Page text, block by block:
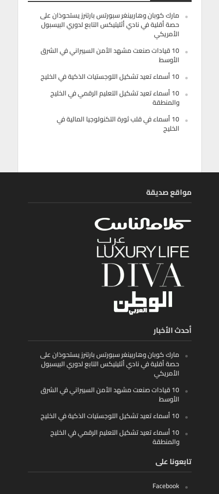
مارك كوبان وهاربينغر سبورتس بارتنرز يستحوذان على
حصة أقلية في نادي أثليتيكس التابع لدوري البيسبول
الأمريكي
10 قيادات صنعت مشهد الأمن السيبراني في الشرق
الأوسط
10 أسماء تعيد تشكيل اللوجستيات الذكية في الخليج
10 أسماء تعيد تشكيل التعليم الرقمي في الخليج
والمنطقة
10 أسماء في قلب ثورة التكنولوجيا المالية في
الخليج
مواقع صديقة
أحدث الأخبار
مارك كوبان وهاربينغر سبورتس بارتنرز يستحوذان على
حصة أقلية في نادي أثليتيكس التابع لدوري البيسبول
الأمريكي
10 قيادات صنعت مشهد الأمن السيبراني في الشرق
الأوسط
10 أسماء تعيد تشكيل اللوجستيات الذكية في الخليج
10 أسماء تعيد تشكيل التعليم الرقمي في الخليج
والمنطقة
تابعونا على
Facebook